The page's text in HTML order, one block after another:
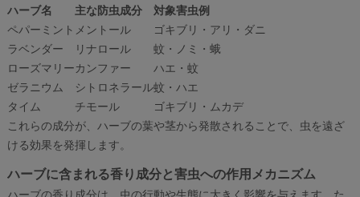
ハーブ名
主な防虫成分
対象害虫例
ペパーミント メントール
ゴキブリ・アリ・ダニ
ラベンダー
リナロール
蚊・ノミ・蛾
ローズマリーカンファー
ハエ・蚊
ゼラニウム
シトロネラール蚊・ハエ
タイム
チモール
ゴキブリ・ムカデ
これらの成分が、ハーブの葉や茎から発散されることで、虫を遠ざ
ける効果を発揮します。
ハーブに含まれる香り成分と害虫への作用メカニズム
ハーブの香り成分は、虫の行動や生態に大きく影響を与えます。た